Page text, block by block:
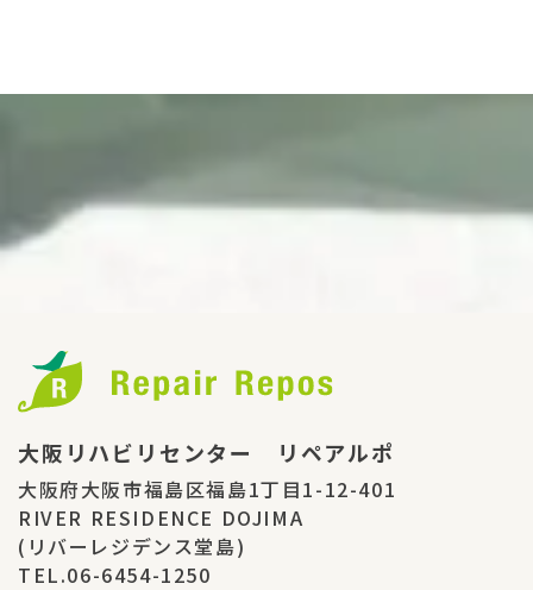
大阪リハビリセンター リペアルポ
大阪府大阪市福島区福島1丁目1-12-401
RIVER RESIDENCE DOJIMA
(リバーレジデンス堂島)
TEL.06-6454-1250